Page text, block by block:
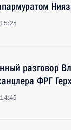
разговор
ФРГ